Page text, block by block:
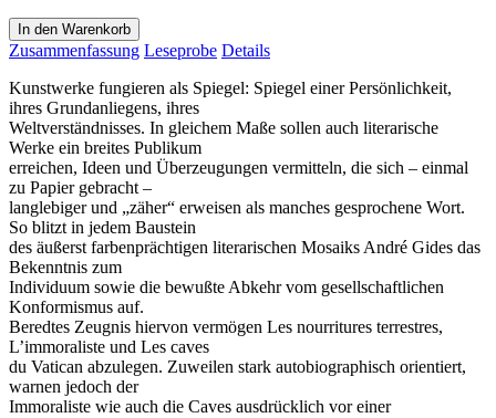
In den Warenkorb
Zusammenfassung Leseprobe Details
Kunstwerke fungieren als Spiegel: Spiegel einer Persönlichkeit,
ihres Grundanliegens, ihres
Weltverständnisses. In gleichem Maße sollen auch literarische
Werke ein breites Publikum
erreichen, Ideen und Überzeugungen vermitteln, die sich – einmal
zu Papier gebracht –
langlebiger und „zäher“ erweisen als manches gesprochene Wort.
So blitzt in jedem Baustein
des äußerst farbenprächtigen literarischen Mosaiks André Gides das
Bekenntnis zum
Individuum sowie die bewußte Abkehr vom gesellschaftlichen
Konformismus auf.
Beredtes Zeugnis hiervon vermögen Les nourritures terrestres,
L’immoraliste und Les caves
du Vatican abzulegen. Zuweilen stark autobiographisch orientiert,
warnen jedoch der
Immoraliste wie auch die Caves ausdrücklich vor einer